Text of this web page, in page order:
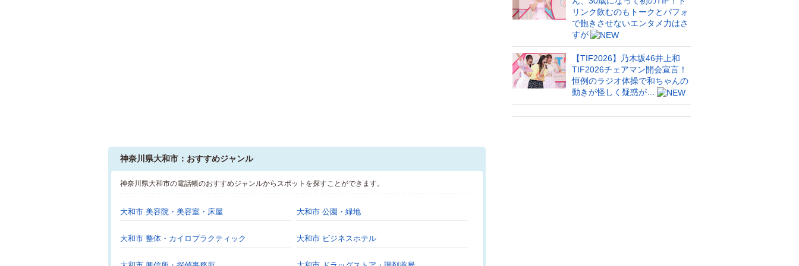
神奈川県大和市：おすすめジャンル
神奈川県大和市の電話帳のおすすめジャンルからスポットを探すことができます。
大和市 美容院・美容室・床屋 大和市 公園・緑地
大和市 整体・カイロプラクティック 大和市 ビジネスホテル
リンク飲むのもトークとパフォ
で飽きさせないエンタメ力はさ
すが
【TIF2026】乃木坂46井上和
TIF2026チェアマン開会宣言！
恒例のラジオ体操で和ちゃんの
動きが怪しく疑惑が…